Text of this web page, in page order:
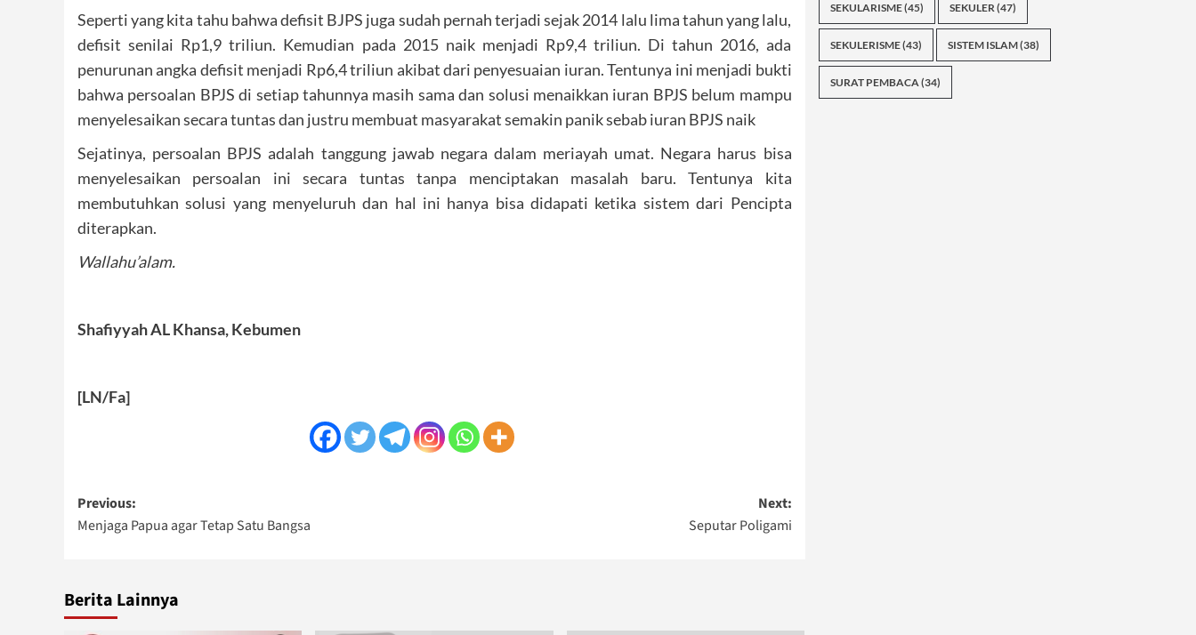
Seperti yang kita tahu bahwa defisit BJPS juga sudah pernah terjadi sejak 2014 lalu lima tahun yang lalu,
defisit senilai Rp1,9 triliun. Kemudian pada 2015 naik menjadi Rp9,4 triliun. Di tahun 2016, ada
penurunan angka defisit menjadi Rp6,4 triliun akibat dari penyesuaian iuran. Tentunya ini menjadi bukti
bahwa persoalan BPJS di setiap tahunnya masih sama dan solusi menaikkan iuran BPJS belum mampu
menyelesaikan secara tuntas dan justru membuat masyarakat semakin panik sebab iuran BPJS naik
Sejatinya, persoalan BPJS adalah tanggung jawab negara dalam meriayah umat. Negara harus bisa
menyelesaikan persoalan ini secara tuntas tanpa menciptakan masalah baru. Tentunya kita
membutuhkan solusi yang menyeluruh dan hal ini hanya bisa didapati ketika sistem dari Pencipta
diterapkan.
Wallahu’alam.
Shafiyyah AL Khansa, Kebumen
[LN/Fa]
Post
navigation
Previous:
Menjaga Papua agar Tetap Satu Bangsa
Next:
Seputar Poligami
Berita Lainnya
SEKULARISME(45) SEKULER(47)
SEKULERISME(43) SISTEM ISLAM(38)
SURAT PEMBACA(34)